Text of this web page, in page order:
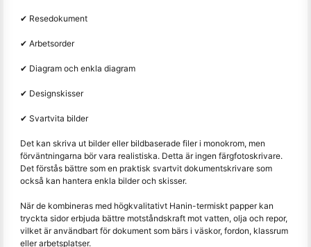
✔ Resedokument
✔ Arbetsorder
✔ Diagram och enkla diagram
✔ Designskisser
✔ Svartvita bilder
Det kan skriva ut bilder eller bildbaserade filer i monokrom, men
förväntningarna bör vara realistiska. Detta är ingen färgfotoskrivare.
Det förstås bättre som en praktisk svartvit dokumentskrivare som
också kan hantera enkla bilder och skisser.
När de kombineras med högkvalitativt Hanin-termiskt papper kan
tryckta sidor erbjuda bättre motståndskraft mot vatten, olja och repor,
vilket är användbart för dokument som bärs i väskor, fordon, klassrum
eller arbetsplatser.